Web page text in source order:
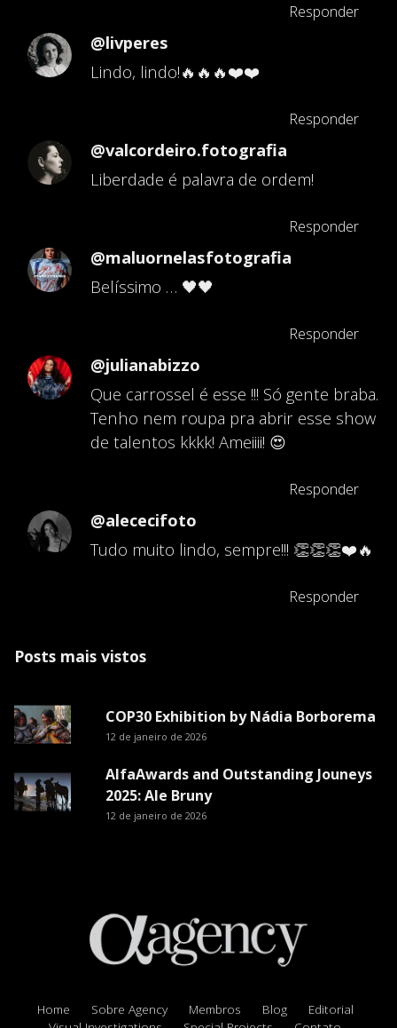
Responder
@livperes
Lindo, lindo!🔥🔥🔥❤️❤️
Responder
@valcordeiro.fotografia
Liberdade é palavra de ordem!
Responder
@maluornelasfotografia
Belíssimo … 🖤🖤
Responder
@julianabizzo
Que carrossel é esse !!! Só gente braba.
Tenho nem roupa pra abrir esse show
de talentos kkkk! Ameiiii! 😍
Responder
@alececifoto
Tudo muito lindo, sempre!!! 👏👏👏❤️🔥
Responder
Posts mais vistos
COP30 Exhibition by Nádia Borborema
12 de janeiro de 2026
AlfaAwards and Outstanding Jouneys
2025: Ale Bruny
12 de janeiro de 2026
Home Sobre Agency Membros Blog
Editorial